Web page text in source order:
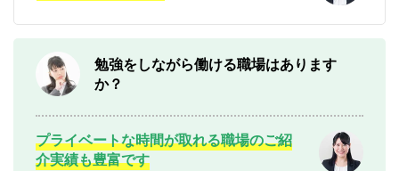
勉強をしながら働ける職場はあります
か？
プライベートな時間が取れる職場のご紹
介実績も豊富です